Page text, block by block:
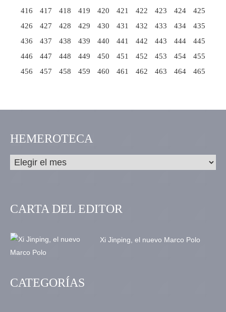
416
417 418 419 420 421 422 423 424
425
426
427 428 429 430 431 432 433 434
435
436
437 438 439 440 441 442 443 444
445
446
447 448 449 450 451 452 453 454
455
456
457 458 459 460 461 462 463 464 465
HEMEROTECA
CARTA DEL EDITOR
Xi Jinping, el nuevo Marco Polo
CATEGORÍAS